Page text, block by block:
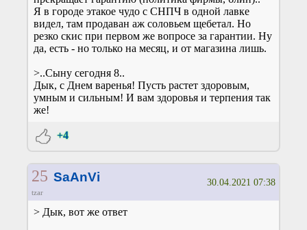
Я в городе этакое чудо с СНПЧ в одной лавке
видел, там продаван аж соловьем щебетал. Но
резко скис при первом же вопросе за гарантии. Ну
да, есть - но только на месяц, и от магазина лишь.
>..Сыну сегодня 8..
Дык, с Днем варенья! Пусть растет здоровым,
умным и сильным! И вам здоровья и терпения так
же!
+4
25 SaAnVi
tzar
30.04.2021 07:38
> Дык, вот же ответ